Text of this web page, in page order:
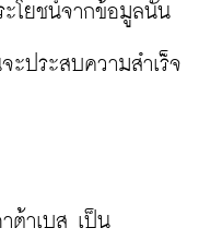
โยชน์จากข้อมูลนั้น
ะประสบความสำเร็จ
ต้าเบส เป็น